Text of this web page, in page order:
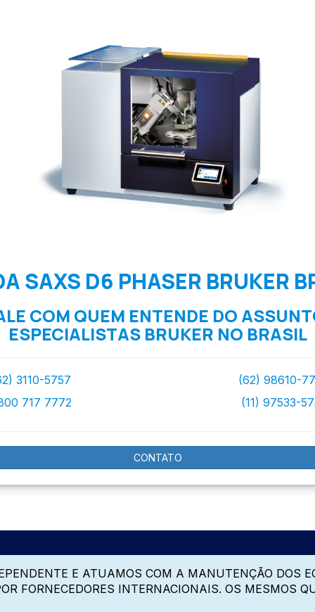
SAXS D6 PHASER BRUKER
COM QUEM ENTENDE DO
ESPECIALISTAS BRUKER NO BRASIL
3110-5757
717 7772
(62) 98610-
(11) 97533-
CONTATO
E ATUAMOS COM A MANUTENÇÃO DOS
FORNECEDORES INTERNACIONAIS. OS MESMOS